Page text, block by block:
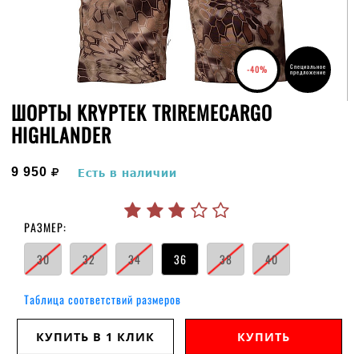
-40% Специальное
предложение
ШОРТЫ KRYPTEK TRIREMECARGO
HIGHLANDER
9 950 руб.
Есть в наличии
РАЗМЕР:
30
32 34 36 38 40
Таблица соответствий размеров
КУПИТЬ В 1 КЛИК КУПИТЬ